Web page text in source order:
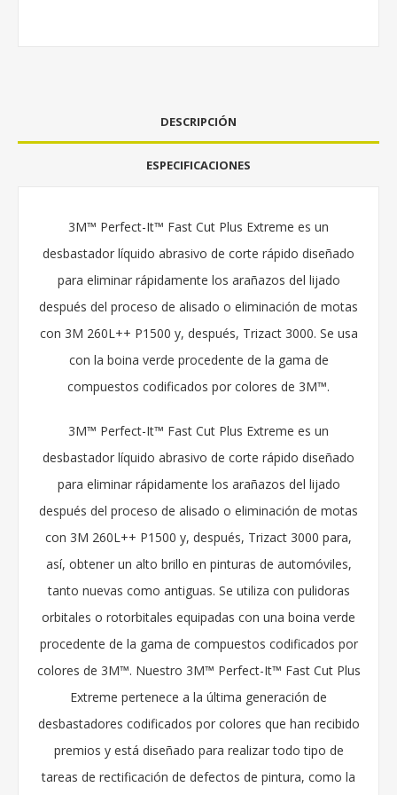
DESCRIPCIÓN
ESPECIFICACIONES
3M™ Perfect-It™ Fast Cut Plus Extreme es un
desbastador líquido abrasivo de corte rápido diseñado
para eliminar rápidamente los arañazos del lijado
después del proceso de alisado o eliminación de motas
con 3M 260L++ P1500 y, después, Trizact 3000. Se usa
con la boina verde procedente de la gama de
compuestos codificados por colores de 3M™.
3M™ Perfect-It™ Fast Cut Plus Extreme es un
desbastador líquido abrasivo de corte rápido diseñado
para eliminar rápidamente los arañazos del lijado
después del proceso de alisado o eliminación de motas
con 3M 260L++ P1500 y, después, Trizact 3000 para,
así, obtener un alto brillo en pinturas de automóviles,
tanto nuevas como antiguas. Se utiliza con pulidoras
orbitales o rotorbitales equipadas con una boina verde
procedente de la gama de compuestos codificados por
colores de 3M™. Nuestro 3M™ Perfect-It™ Fast Cut Plus
Extreme pertenece a la última generación de
desbastadores codificados por colores que han recibido
premios y está diseñado para realizar todo tipo de
tareas de rectificación de defectos de pintura, como la